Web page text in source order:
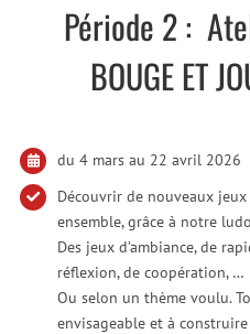
Période 2 :
BOUGE ET
du 4 mars au 22 avril 2026
Découvrir de nouveaux
ensemble, grâce à notre
Des jeux d’ambiance, de
réflexion, de coopération, …
Ou selon un thème voulu.
envisageable et à